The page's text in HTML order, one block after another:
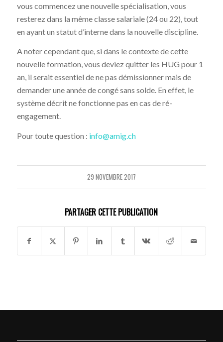
vous commencez une nouvelle spécialisation, vous
resterez dans la même classe salariale (24 ou 22), tout
en ayant un statut d’interne dans la nouvelle discipline.
A noter cependant que, si dans le contexte de cette
nouvelle formation, vous deviez quitter les HUG pour 1
an, il serait essentiel de ne pas démissionner mais de
demander une année de congé sans solde. En effet, le
système décrit ne fonctionne pas en cas de ré-
engagement.
Pour toute question : info@amig.ch
29 NOVEMBRE 2017
PARTAGER CETTE PUBLICATION